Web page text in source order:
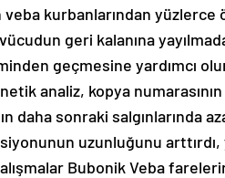
kurbanlarından yüzlerce
geri kalanına
geçmesine yardımcı
analiz, kopya numarasının
daha sonraki salgınlarında
uzunluğunu
Bubonik Veba